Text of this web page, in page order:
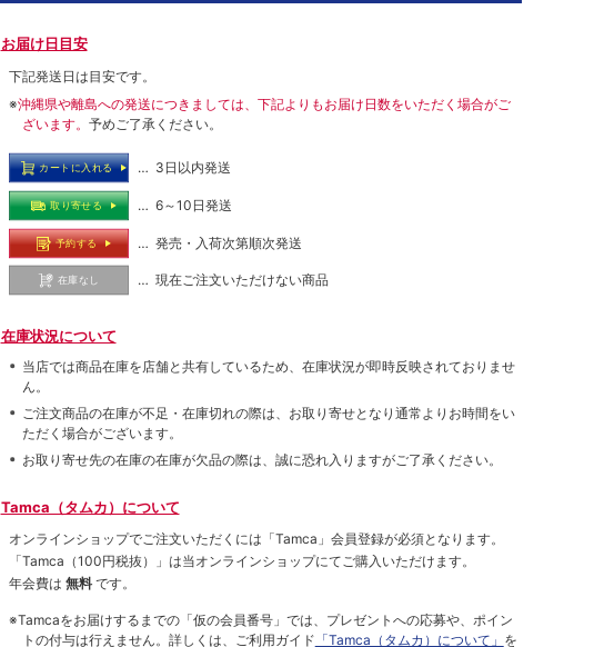
お届け日目安
下記発送日は目安です。
※沖縄県や離島への発送につきましては、下記よりもお届け日数をいただく場合がご
ざいます。 予めご了承ください。
カートに入れる … 3日以内発送
取り寄せる … 6～10日発送
予約する … 発売・入荷次第順次発送
在庫なし … 現在ご注文いただけない商品
在庫状況について
当店では商品在庫を店舗と共有しているため、在庫状況が即時反映されておりませ
ん。
ご注文商品の在庫が不足・在庫切れの際は、お取り寄せとなり通常よりお時間をい
ただく場合がございます。
お取り寄せ先の在庫の在庫が欠品の際は、誠に恐れ入りますがご了承ください。
Tamca（タムカ）について
オンラインショップでご注⽂いただくには「Tamca」会員登録が必須となります。
「Tamca （100円税抜）
」は当オンラインショップにてご購⼊いただけます。
年会費は 無料 です。
※Tamcaをお届けするまでの「仮の会員番号」では、プレゼントへの応募や、ポイン
トの付与は⾏えません。詳しくは、ご利⽤ガイド 「Tamca（タムカ）について」 を